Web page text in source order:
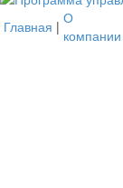
Главная | О
компании